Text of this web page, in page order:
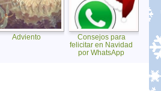
Adviento
Consejos para
felicitar en Navidad
por WhatsApp